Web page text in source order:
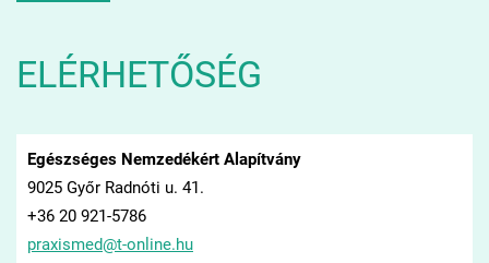
ELÉRHETŐSÉG
Egészséges Nemzedékért Alapítvány
9025 Győr Radnóti u. 41.
+36 20 921-5786
praxismed@t-online.hu